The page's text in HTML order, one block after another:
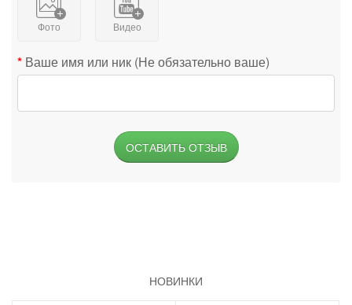
Фото Видео
Ваше имя или ник (Не обязательно ваше)
ОСТАВИТЬ ОТЗЫВ
НОВИНКИ